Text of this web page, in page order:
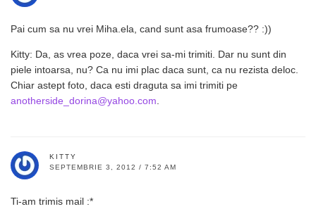
Pai cum sa nu vrei Miha.ela, cand sunt asa frumoase?? :))
Kitty: Da, as vrea poze, daca vrei sa-mi trimiti. Dar nu sunt din
piele intoarsa, nu? Ca nu imi plac daca sunt, ca nu rezista deloc.
Chiar astept foto, daca esti draguta sa imi trimiti pe
anotherside_dorina@yahoo.com
KITTY
SEPTEMBRIE 3, 2012 / 7:52 AM
Ti-am trimis mail :*